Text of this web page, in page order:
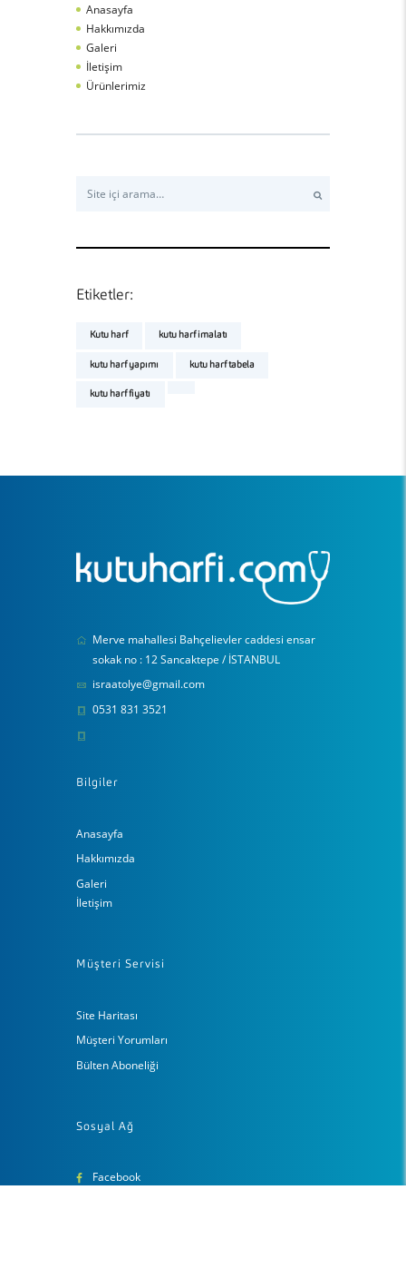
Anasayfa
Hakkımızda
Galeri
İletişim
Ürünlerimiz
Etiketler:
Kutu harf kutu harf imalatı
kutu harf yapımı kutu harf tabela
kutu harf fiyatı
Merve mahallesi Bahçelievler caddesi ensar
sokak no : 12 Sancaktepe / İSTANBUL
israatolye@gmail.com
0531 831 3521
Bilgiler
Anasayfa
Hakkımızda
Galeri
İletişim
Müşteri Servisi
Site Haritası
Müşteri Yorumları
Bülten Aboneliği
Sosyal Ağ
Facebook